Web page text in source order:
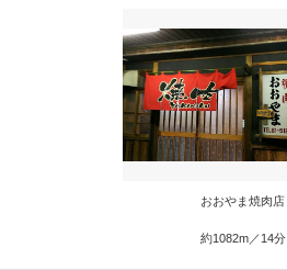
おおやま焼肉店
約1082m／14分